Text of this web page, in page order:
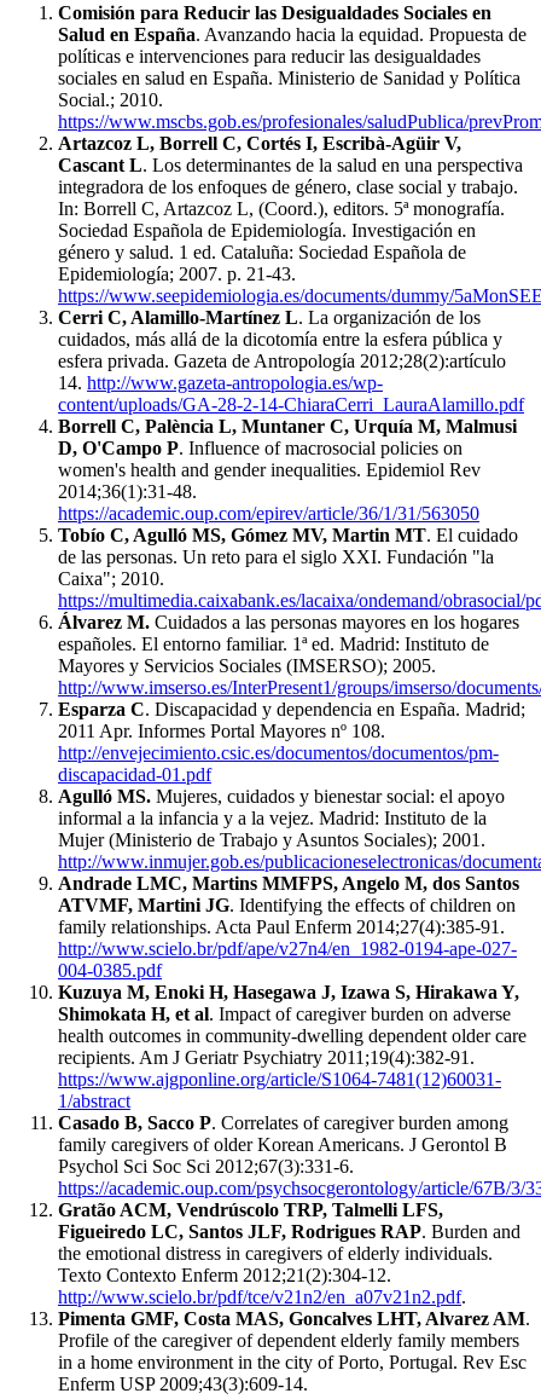
Comisión para Reducir las Desigualdades Sociales en
Salud en España. Avanzando hacia la equidad. Propuesta de
políticas e intervenciones para reducir las desigualdades
sociales en salud en España. Ministerio de Sanidad y Política
Social.; 2010.
https://www.mscbs.gob.es/profesionales/saludPublica/
Artazcoz L, Borrell C, Cortés I, Escribà-Agüir V,
Cascant L. Los determinantes de la salud en una perspectiva
integradora de los enfoques de género, clase social y trabajo.
In: Borrell C, Artazcoz L, (Coord.), editors. 5ª monografía.
Sociedad Española de Epidemiología. Investigación en
género y salud. 1 ed. Cataluña: Sociedad Española de
Epidemiología; 2007. p. 21-43.
https://www.seepidemiologia.es/documents/dummy/
Cerri C, Alamillo-Martínez L. La organización de los
cuidados, más allá de la dicotomía entre la esfera pública y
esfera privada. Gazeta de Antropología 2012;28(2):artículo
14. http://www.gazeta-antropologia.es/wp-
content/uploads/GA-28-2-14-ChiaraCerri_LauraAlamillo.pdf
Borrell C, Palència L, Muntaner C, Urquía M, Malmusi
D, O'Campo P. Influence of macrosocial policies on
women's health and gender inequalities. Epidemiol Rev
2014;36(1):31-48.
https://academic.oup.com/epirev/article/36/1/31/563050
Tobío C, Agulló MS, Gómez MV, Martin MT. El cuidado
de las personas. Un reto para el siglo XXI. Fundación "la
Caixa"; 2010.
https://multimedia.caixabank.es/lacaixa/ondemand/obrasocial/
Álvarez M. Cuidados a las personas mayores en los hogares
españoles. El entorno familiar. 1ª ed. Madrid: Instituto de
Mayores y Servicios Sociales (IMSERSO); 2005.
http://www.imserso.es/InterPresent1/groups/imserso/
Esparza C. Discapacidad y dependencia en España. Madrid;
2011 Apr. Informes Portal Mayores nº 108.
http://envejecimiento.csic.es/documentos/documentos/pm-
discapacidad-01.pdf
Agulló MS. Mujeres, cuidados y bienestar social: el apoyo
informal a la infancia y a la vejez. Madrid: Instituto de la
Mujer (Ministerio de Trabajo y Asuntos Sociales); 2001.
http://www.inmujer.gob.es/publicacioneselectronicas/
Andrade LMC, Martins MMFPS, Angelo M, dos Santos
ATVMF, Martini JG. Identifying the effects of children on
family relationships. Acta Paul Enferm 2014;27(4):385-91.
http://www.scielo.br/pdf/ape/v27n4/en_1982-0194-ape-027-
004-0385.pdf
Kuzuya M, Enoki H, Hasegawa J, Izawa S, Hirakawa Y,
Shimokata H, et al. Impact of caregiver burden on adverse
health outcomes in community-dwelling dependent older care
recipients. Am J Geriatr Psychiatry 2011;19(4):382-91.
https://www.ajgponline.org/article/S1064-7481(12)60031-
1/abstract
Casado B, Sacco P. Correlates of caregiver burden among
family caregivers of older Korean Americans. J Gerontol B
Psychol Sci Soc Sci 2012;67(3):331-6.
https://academic.oup.com/psychsocgerontology/article/67B/3/
Gratão ACM, Vendrúscolo TRP, Talmelli LFS,
Figueiredo LC, Santos JLF, Rodrigues RAP. Burden and
the emotional distress in caregivers of elderly individuals.
Texto Contexto Enferm 2012;21(2):304-12.
http://www.scielo.br/pdf/tce/v21n2/en_a07v21n2.pdf.
Pimenta GMF, Costa MAS, Goncalves LHT, Alvarez AM.
Profile of the caregiver of dependent elderly family members
in a home environment in the city of Porto, Portugal. Rev Esc
Enferm USP 2009;43(3):609-14.